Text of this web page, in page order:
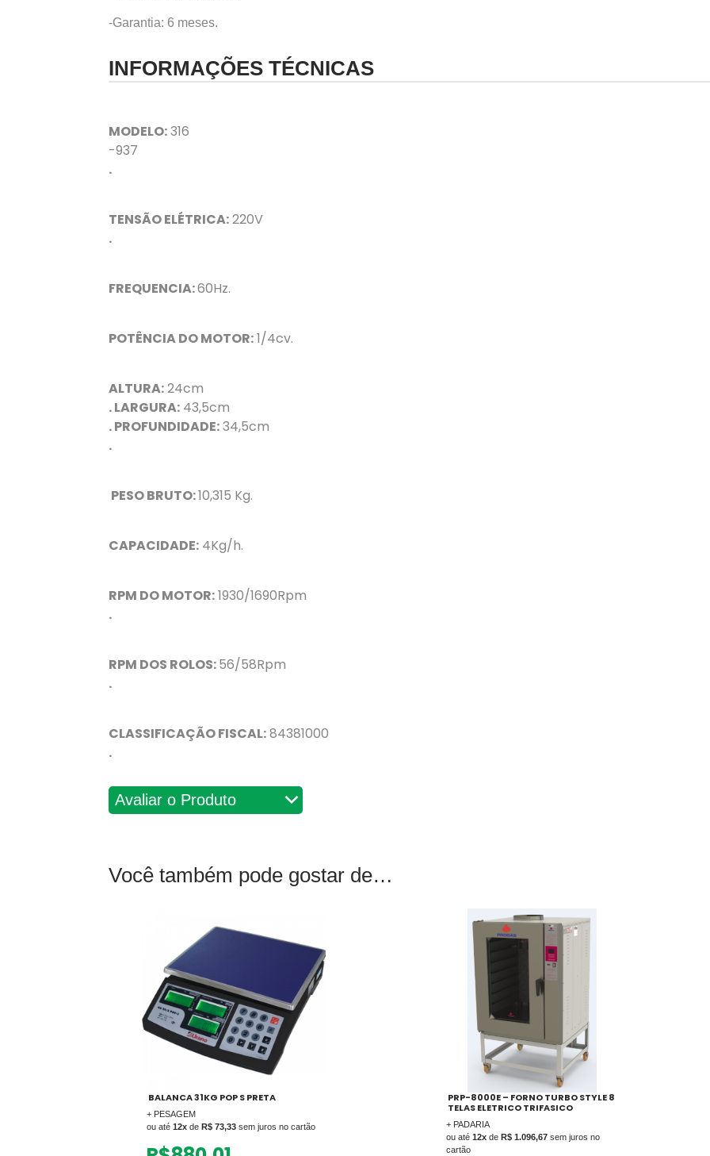
-Garantia: 6 meses.
INFORMAÇÕES TÉCNICAS
MODELO:316
-937
.
TENSÃO ELÉTRICA:220V
.
FREQUENCIA:60Hz.
POTÊNCIA DO MOTOR:1/4cv.
ALTURA:24cm
. LARGURA: 43,5cm
. PROFUNDIDADE:34,5cm
.
PESO BRUTO:10,315 Kg.
CAPACIDADE: 4Kg/h.
RPM DO MOTOR:1930/1690Rpm
.
RPM DOS ROLOS:56/58Rpm
.
CLASSIFICAÇÃO FISCAL:84381000
.
Avaliações
Você também pode gostar de
BALANCA 31KG POP S PRETA
+ PESAGEM
ou até 12x de R$ 73,33 sem juros no cartão
PRP-8000E – FORNO TURBO STYLE 8
TELAS ELETRICO TRIFASICO
+ PADARIA
ou até 12xde R$ 1.096,67sem juros no
cartão